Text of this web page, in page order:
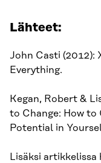
Lähteet:
John Casti (2012):
Everything.
Kegan, Robert &
to Change: How
Potential in
Lisäksi